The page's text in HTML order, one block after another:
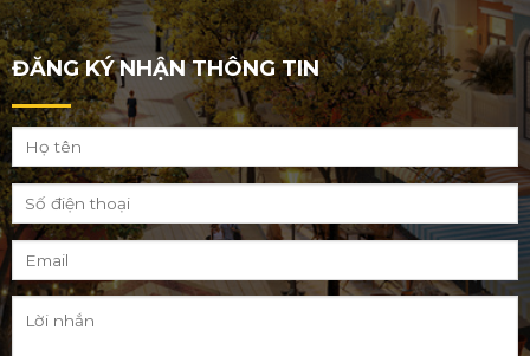
ĐĂNG KÝ NHẬN THÔNG TIN